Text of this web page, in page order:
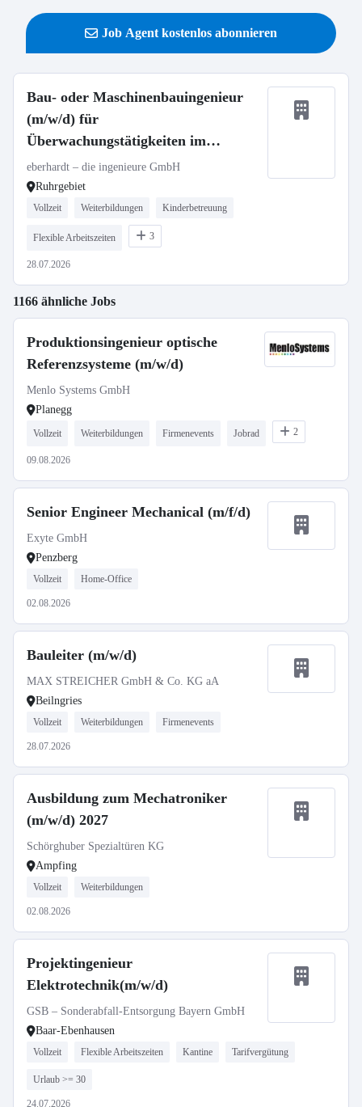
Job Agent kostenlos abonnieren
Bau- oder Maschinenbauingenieur
(m/w/d) für
Überwachungstätigkeiten im
Bauwesen (Ruhrgebiet)
eberhardt – die ingenieure GmbH
Ruhrgebiet
Vollzeit Weiterbildungen Kinderbetreuung
Flexible Arbeitszeiten 3
28.07.2026
1166 ähnliche Jobs
Produktionsingenieur optische
Referenzsysteme (m/w/d)
Menlo Systems GmbH
Planegg
Vollzeit Weiterbildungen Firmenevents Jobrad 2
09.08.2026
Senior Engineer Mechanical (m/f/d)
Exyte GmbH
Penzberg
Vollzeit Home-Office
02.08.2026
Bauleiter (m/w/d)
MAX STREICHER GmbH & Co. KG aA
Beilngries
Vollzeit Weiterbildungen Firmenevents
28.07.2026
Ausbildung zum Mechatroniker
(m/w/d) 2027
Schörghuber Spezialtüren KG
Ampfing
Vollzeit Weiterbildungen
02.08.2026
Projektingenieur
Elektrotechnik(m/w/d)
GSB – Sonderabfall-Entsorgung Bayern GmbH
Baar-Ebenhausen
Vollzeit Flexible Arbeitszeiten Kantine Tarifvergütung
Urlaub >= 30
24.07.2026